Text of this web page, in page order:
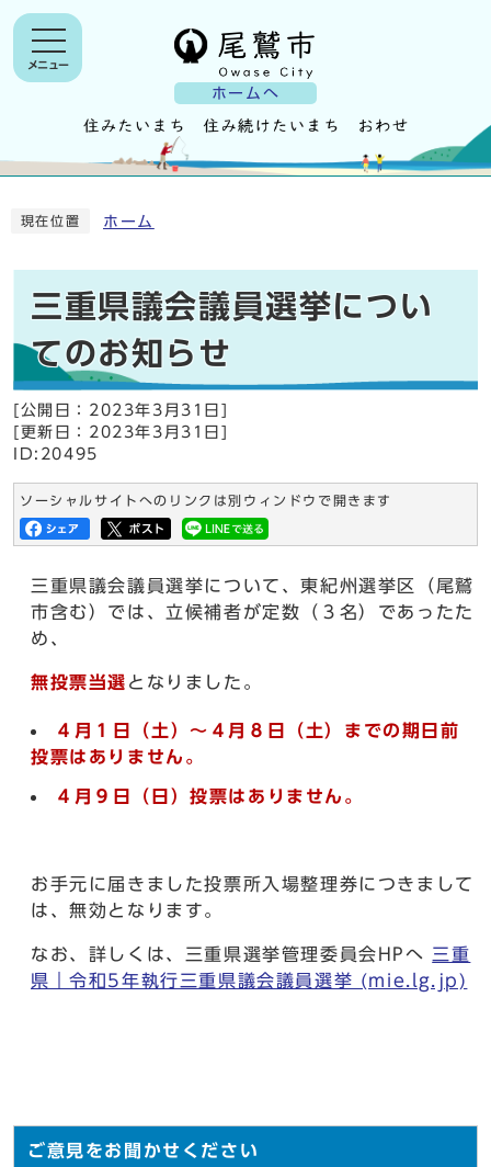
ホームへ
メニュー
現在位置 ホーム
三重県議会議員選挙につい
てのお知らせ
[公開日： 2023年3月31日
[更新日： 2023年3月31日
ID:20495
ソーシャルサイトへのリンクは別ウィンドウで開きます
三重県議会議員選挙について、東紀州選挙区（尾鷲
市含む）では、立候補者が定数（３名）であったた
め、
無投票当選 となりました。
４月１日（土）～４月８日（土）までの期日前
投票はありません。
４月９日（日）投票はありません。
お手元に届きました投票所入場整理券につきまして
は、無効となります。
なお、詳しくは、三重県選挙管理委員会HPへ 三重
県｜令和5年執行三重県議会議員選挙 (mie.lg.jp)
ご意見をお聞かせください